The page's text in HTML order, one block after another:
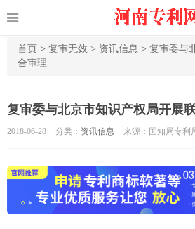
首页 > 复审无效 > 资讯信息 > 复审委与
合审理
复审委与北京市知识产权局开展
2018-06-28 分类： 资讯信息 来源：国知局专利